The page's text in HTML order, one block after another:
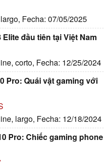
Fecha: 07/05/2025
đầu tiên tại Việt Nam
corto, Fecha: 12/25/2024
Pro: Quái vật gaming với
largo, Fecha: 12/18/2024
Pro: Chiếc gaming phone